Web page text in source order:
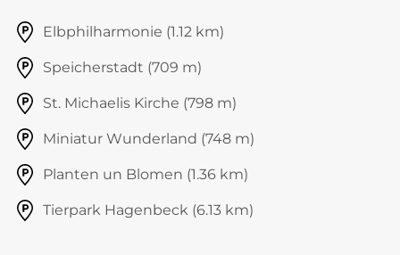
Elbphilharmonie (1.12 km)
Speicherstadt (709 m)
St. Michaelis Kirche (798 m)
Miniatur Wunderland (748 m)
Planten un Blomen (1.36 km)
Tierpark Hagenbeck (6.13 km)